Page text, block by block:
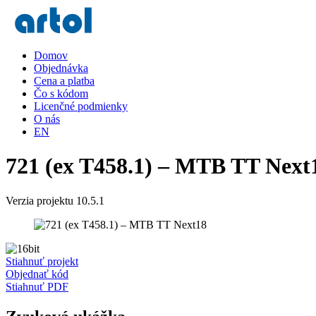
Domov
Objednávka
Cena a platba
Čo s kódom
Licenčné podmienky
O nás
EN
721 (ex T458.1) – MTB TT
Verzia projektu 10.5.1
Stiahnuť projekt
Objednať kód
Stiahnuť PDF